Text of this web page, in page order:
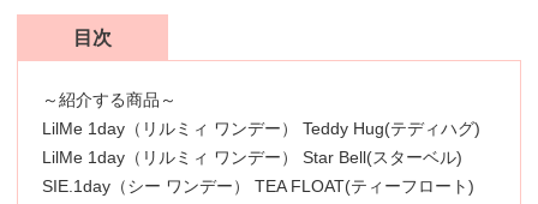
目次
～紹介する商品～
LilMe 1day（リルミィ ワンデー） Teddy Hug(テディハグ)
LilMe 1day（リルミィ ワンデー） Star Bell(スターベル)
SIE.1day（シー ワンデー） TEA FLOAT(ティーフロート)